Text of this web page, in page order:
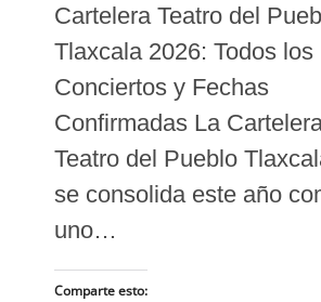
Cartelera Teatro del
Tlaxcala 2026: Todos los
Conciertos y Fechas
Confirmadas La
Teatro del Pueblo
se consolida este año
uno…
Comparte esto: